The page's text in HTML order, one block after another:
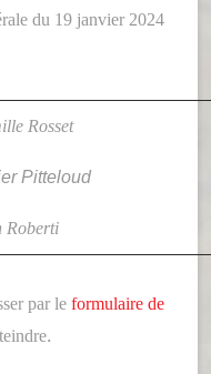
du 19 janvier 2024
Rosset
Pitteloud
Roberti
par le formulaire de
.